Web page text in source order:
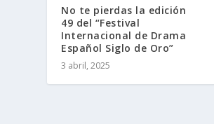
No te pierdas la edición
49 del “Festival
Internacional de Drama
Español Siglo de Oro”
3 abril, 2025